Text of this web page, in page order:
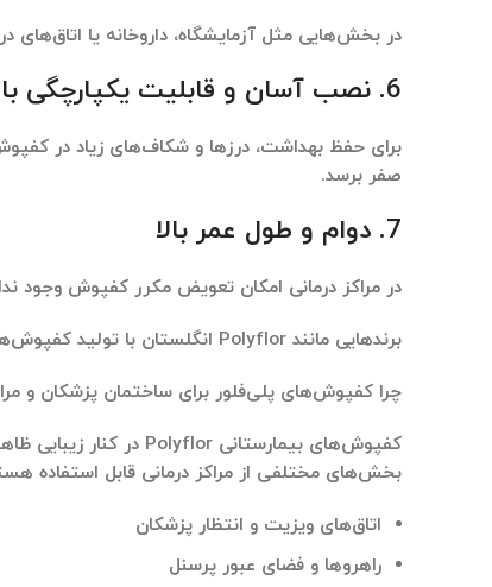
در بخش‌هایی مثل آزمایشگاه، داروخانه یا اتاق‌های
6. نصب آسان و قابلیت یکپارچگی
برای حفظ بهداشت، درزها و شکاف‌های زیاد در
صفر برسد.
7. دوام و طول عمر بالا
در مراکز درمانی امکان تعویض مکرر کفپوش وجود
برندهایی مانند Polyflor انگلستان با تولید
چرا کفپوش‌های پلی‌فلور برای ساختمان پزشکان و
کفپوش‌های بیمارستانی Polyflor در کنار زیبایی
بخش‌های مختلفی از مراکز درمانی قابل استفاده
اتاق‌های ویزیت و انتظار پزشکان
راهروها و فضای عبور پرسنل